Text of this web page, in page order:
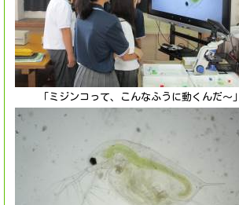
「ミジンコって、こんなふうに動くんだ～」